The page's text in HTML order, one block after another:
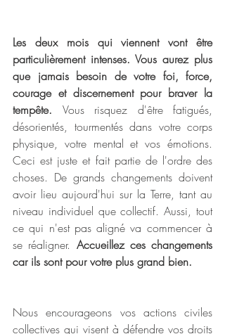
Les deux mois qui viennent vont être
particulièrement intenses. Vous aurez plus
que jamais besoin de votre foi, force,
courage et discernement pour braver la
tempête. Vous risquez d'être fatigués,
désorientés, tourmentés dans votre corps
physique, votre mental et vos émotions.
Ceci est juste et fait partie de l'ordre des
choses. De grands changements doivent
avoir lieu aujourd'hui sur la Terre, tant au
niveau individuel que collectif. Aussi, tout
ce qui n'est pas aligné va commencer à
se réaligner. Accueillez ces changements
car ils sont pour votre plus grand bien.
Nous encourageons vos actions civiles
collectives qui visent à défendre vos droits